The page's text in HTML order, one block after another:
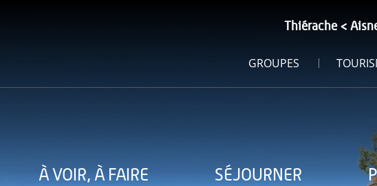
Thiérache
GROUPES
À VOIR, À FAIRE SÉJOURNER